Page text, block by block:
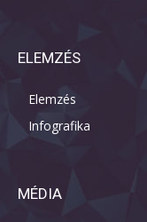
ELEMZÉS
Elemzés
Infografika
MÉDIA